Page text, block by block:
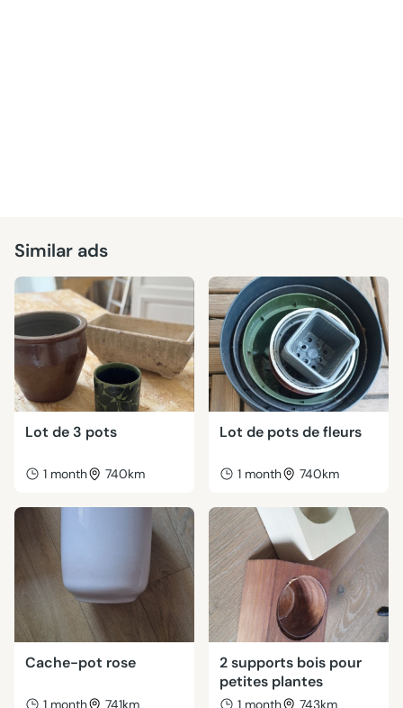
Similar ads
Lot de 3 pots
1 month 740km
Lot de pots de fleurs
1 month 740km
Cache-pot rose
1 month 741km
2 supports bois pour
petites plantes
1 month 743km